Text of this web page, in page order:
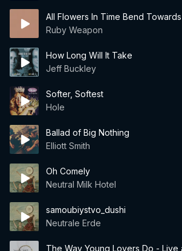
All Flowers In Time Bend
Ruby Weapon
How Long Will It Take
Jeff Buckley
Softer, Softest
Hole
Ballad of Big Nothing
Elliott Smith
Oh Comely
Neutral Milk Hotel
samoubiystvo_dushi
Neutrale Erde
The Way Young Lovers Do -